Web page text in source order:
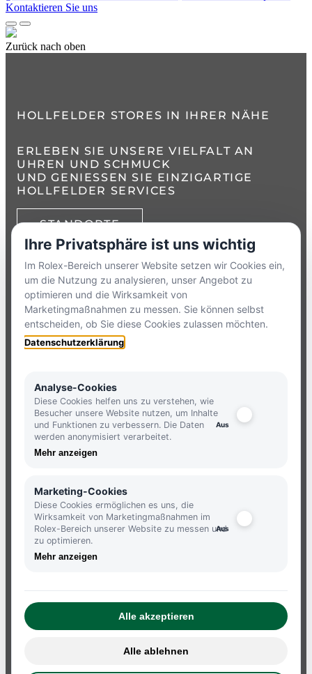
Kontaktieren Sie uns
Zurück nach oben
HOLLFELDER STORES IN IHRER NÄHE
ERLEBEN SIE UNSERE VIELFALT AN
UHREN UND SCHMUCK
UND GENIESSEN SIE EINZIGARTIGE H
OLLFELDER SERVICES
STANDORTE
+49 8386 3729790
ZUMKONTAKTFORMULAR
HOLLFELDER
JETZT ANMELDEN UND KEINE
NEUIGKEITEN MEHR VERPASSEN.
IMPRESSUM
DATENSCHUTZBESTIMMUNGEN
Ihre Privatsphäre ist uns wichtig
Im Rolex-Bereich unserer Website setzen wir Cookies ein,
um die Nutzung zu analysieren, unser Angebot zu
optimieren und die Wirksamkeit von
Marketingmaßnahmen zu messen. Sie können selbst
entscheiden, ob Sie diese Cookies zulassen möchten.
Datenschutzerklärung
Analyse-Cookies
Diese Cookies helfen uns zu verstehen, wie
Besucher unsere Website nutzen, um Inhalte
und Funktionen zu verbessern. Die Daten
werden anonymisiert verarbeitet.
Mehr anzeigen
Marketing-Cookies
Diese Cookies ermöglichen es uns, die
Wirksamkeit von Marketingmaßnahmen im
Rolex-Bereich unserer Website zu messen und
zu optimieren.
Mehr anzeigen
Alle akzeptieren
Alle ablehnen